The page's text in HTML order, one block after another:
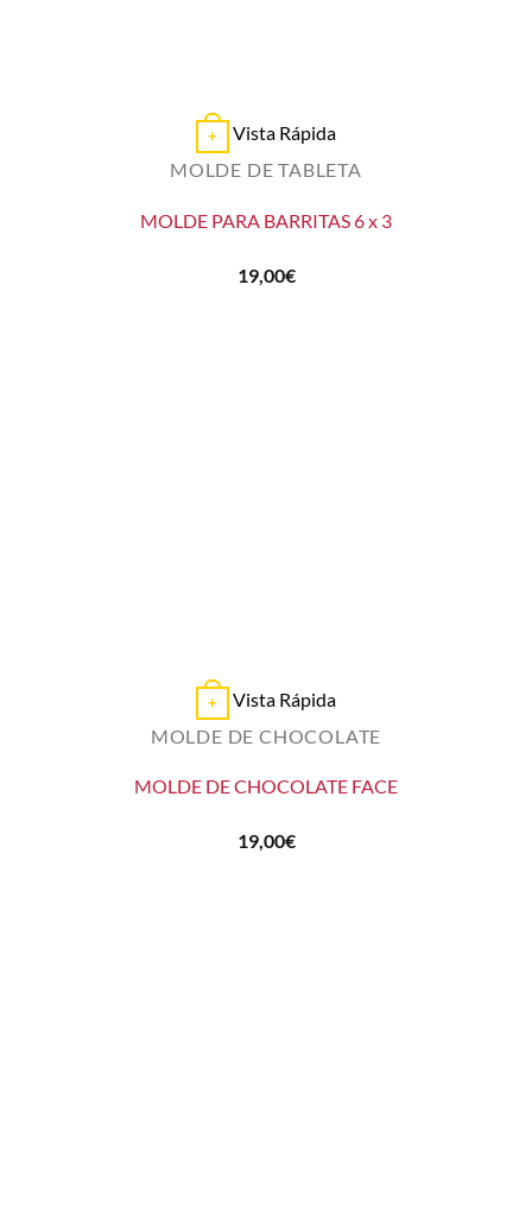
+
Vista Rápida
MOLDE DE TABLETA
MOLDE PARA BARRITAS 6 x 3
19,00€
+
Vista Rápida
MOLDE DE CHOCOLATE
MOLDE DE CHOCOLATE FACE
19,00€